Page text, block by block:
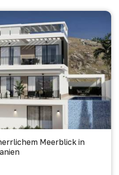
Meerblick in